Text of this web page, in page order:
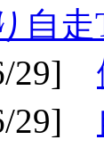
自
29]
29]